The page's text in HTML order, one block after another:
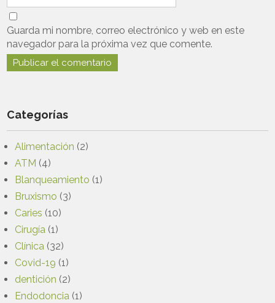
Guarda mi nombre, correo electrónico y web en este
navegador para la próxima vez que comente.
Categorías
Alimentación (2)
ATM (4)
Blanqueamiento (1)
Bruxismo (3)
Caries (10)
Cirugía (1)
Clínica (32)
Covid-19 (1)
dentición (2)
Endodoncia (1)